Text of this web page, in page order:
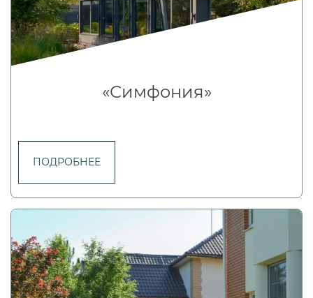
«Симфония»
ПОДРОБНЕЕ